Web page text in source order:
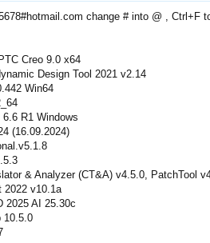
change # into @ , Ctrl+F
Creo 9.0 x64
Design Tool 2021 v2.14
Win64
R1 Windows
(16.09.2024)
& Analyzer (CT&A) v4.5.0, PatchTool
2022 v10.1a
2025 AI 25.30c
10.5.0